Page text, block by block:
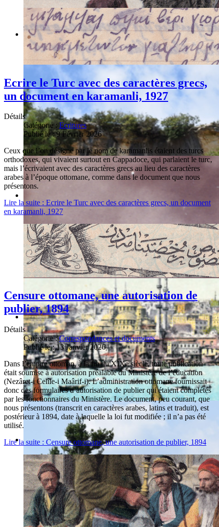
Ecrire le Turc avec des caractères grecs,
un document en karamanli, 1927
Détails
Catégorie :Ecritures
Publié le : 9 Février 2026
Ceux que l’on désigne par le nom de karamanlis étaient des turcs
orthodoxes, qui vivaient surtout en Cappadoce, qui parlaient le turc,
mais l’écrivaient avec des caractères grecs au lieu des caractères
arabes à l’époque ottomane, comme dans le document que nous
présentons.
Lire la suite : Ecrire le Turc avec des caractères grecs, un document
en karamanli, 1927
Censure ottomane, une autorisation de
publier, 1894
Détails
Catégorie :Correspondances et documents
Publié le : 13 Janvier 2026
Dans l’empire ottoman, à la fin du XIXe siècle, toute publication
était soumise à autorisation préalable du Ministère de l’éducation
(Nezâret-i Celîle-i Maârif-i). L’administration ottomane fournissait
donc des formulaires d’autorisation de publier qui étaient complétés
par les fonctionnaires du Ministère. Le document, peu courant, que
nous présentons (transcrit en caractères arabes, latins et traduit), est
postérieur à 1894, date à laquelle la loi fut modifiée ; il n’a pas été
utilisé.
Lire la suite : Censure ottomane, une autorisation de publier, 1894